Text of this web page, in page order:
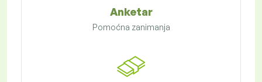
Anketar
Pomoćna zanimanja